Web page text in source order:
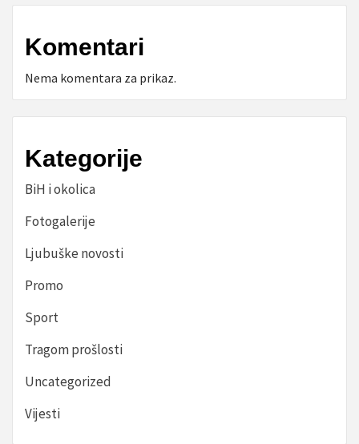
Komentari
Nema komentara za prikaz.
Kategorije
BiH i okolica
Fotogalerije
Ljubuške novosti
Promo
Sport
Tragom prošlosti
Uncategorized
Vijesti